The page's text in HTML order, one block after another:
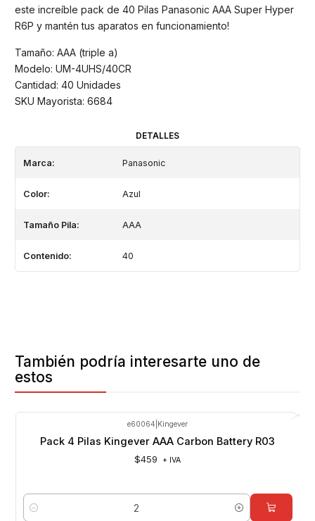
este increíble pack de 40 Pilas Panasonic AAA Super Hyper
R6P y mantén tus aparatos en funcionamiento!
Tamaño: AAA (triple a)
Modelo: UM-4UHS/40CR
Cantidad: 40 Unidades
SKU Mayorista: 6684
DETALLES
Marca: Panasonic
Color: Azul
Tamaño Pila: AAA
Contenido: 40
También podría interesarte uno de
estos
e60064 Kingever
Pack 4 Pilas Kingever AAA Carbon Battery R03
$459 + IVA
Cantidad